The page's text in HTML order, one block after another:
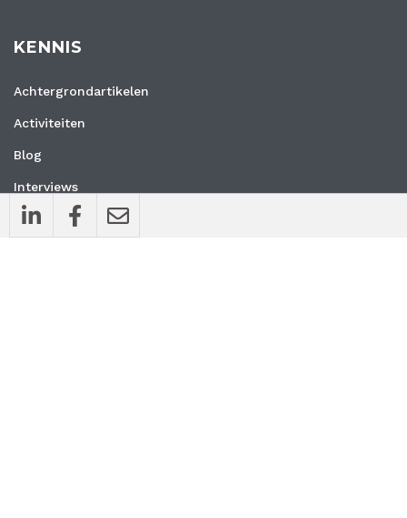
KENNIS
Achtergrondartikelen
Activiteiten
Blog
Interviews
Nieuws